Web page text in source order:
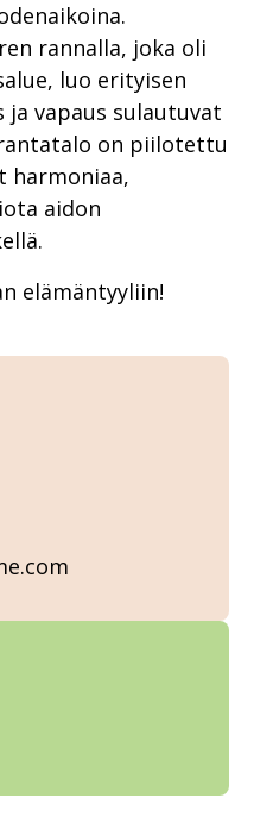
rannalla, joka oli
luo erityisen
ja vapaus sulautuvat
on piilotettu
harmoniaa,
aidon
elämäntyyliin!